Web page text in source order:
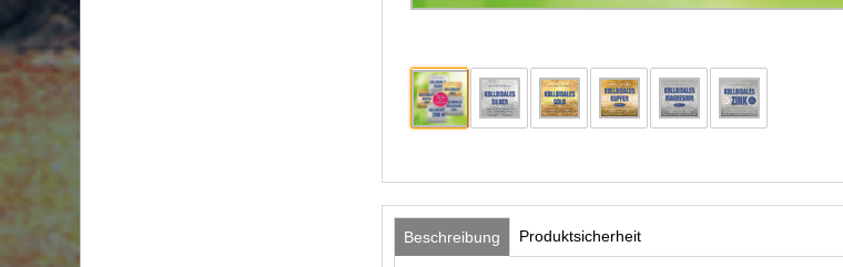
Beschreibung Produktsicherheit